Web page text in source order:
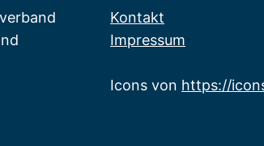
Kontakt
Impressum
Icons von https://